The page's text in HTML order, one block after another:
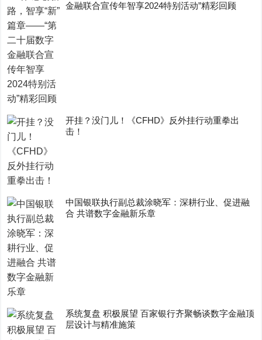
金融联合宣传年智享2024特别活动”精彩回顾
开挂？没门儿！《CFHD》反外挂行动重拳出
击！
中国银联执行副总裁涂晓军：深耕行业、促进融
合 共谱数字金融新乐章
系统复盘 积极展望 百家银行齐聚畅谈数字金融顶
层设计与精准施策